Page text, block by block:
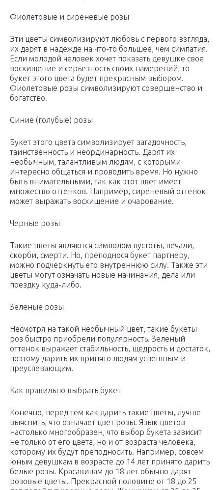
Фиолетовые и сиреневые розы
Эти цветы символизируют любовь с первого взгляда,
их дарят в надежде на что-то большее, чем симпатия.
Если молодой человек хочет показать девушке свое
восхищение и серьезность своих намерений, то
букет этого цвета будет прекрасным выбором.
Фиолетовые розы символизируют совершенство и
богатство.
Синие (голубые) розы
Букет этого цвета символизирует загадочность,
таинственность и неординарность. Дарят их
необычным, талантливым людям, с которыми
интересно общаться и проводить время. Но нужно
быть внимательными, так как этот цвет имеет
множество оттенков. Например, сиреневый оттенок
может выражать восхищение и очарование.
Черные розы
Такие цветы являются символом пустоты, печали,
скорби, смерти. Но, преподнося букет партнеру,
можно подчеркнуть его внутреннюю силу. Также эти
цветы могут означать новые начинания, дела или
поездку куда-либо.
Зеленые розы
Несмотря на такой необычный цвет, такие букеты
роз быстро приобрели популярность. Зеленый
оттенок выражает стабильность, щедрость и достаток,
поэтому дарить их принято людям успешным и
преуспевающим.
Как правильно выбрать букет
Конечно, перед тем как дарить такие цветы, лучше
выяснить, что означает цвет розы. Язык цветов
настолько многообразен, что выбор букета зависит
не только от его цвета, но и от возраста человека,
которому их будут преподносить. Например, совсем
юным девушкам в возрасте до 14 лет принято дарить
белые розы. Красавицам до 18 лет обычно дарят
розовые цветы. Прекрасной половине от 18 до 25